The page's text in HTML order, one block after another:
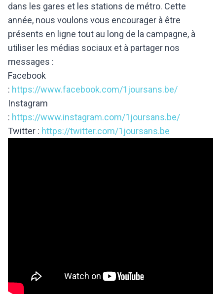
dans les gares et les stations de métro. Cette
année, nous voulons vous encourager à être
présents en ligne tout au long de la campagne, à
utiliser les médias sociaux et à partager nos
messages :
Facebook
: https://www.facebook.com/1joursans.be/
Instagram
: https://www.instagram.com/1joursans.be/
Twitter : https://twitter.com/1joursans.be